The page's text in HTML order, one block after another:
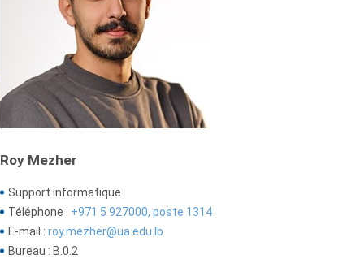
Roy Mezher
Support informatique
Téléphone : +971 5 927000, poste 1314
E-mail : roy.mezher@ua.edu.lb
Bureau : B.0.2